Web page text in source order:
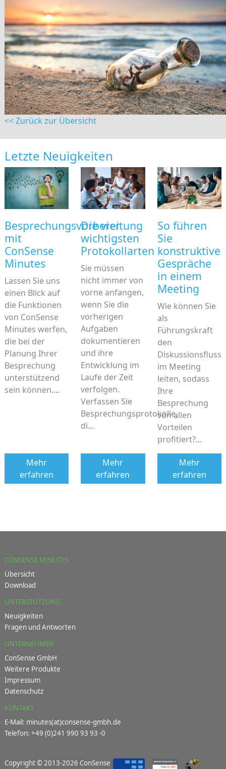
<< Zurück zur Übersicht
Letzte Neuigkeiten
Besprechungsvorbereitung
mit
ConSense
Minutes
Lassen Sie uns
einen Blick auf
die Funktionen
von ConSense
Minutes werfen,
die bei der
Planung Ihrer
Besprechung
unterstützend
sein können....
Mehr
erfahren
Die vier
wichtigsten
Protokollarten
Sie müssen
nicht immer von
vorne anfangen,
wenn Sie die
vorherigen
Aufgaben
dokumentieren
und ihre
Entwicklung im
Laufe der Zeit
verfolgen.
Verfassen Sie
Besprechungsprotokolle,
di...
Mehr
erfahren
So führen
Sie
konstruktive
Gespräche
in einem
Meeting
Wie können Sie
als
Führungskraft
den
Diskussionsfluss
im Meeting
leiten, sodass
Ihre
Besprechung
von allen
Vorteilen
profitiert?...
Mehr
erfahren
CONSENSE MINUTES
Übersicht
Download
UNTERSTÜTZUNG
Neuigkeiten
Fragen und Antworten
UNTERNEHMEN
ConSense GmbH
Weitere Produkte
Impressum
Datenschutz
KONTAKT
E-Mail: minutes(at)consense-gmbh.de
Telefon: +49 (0)241 990 93 93 -0
Copyright © 2013-2026 ConSense